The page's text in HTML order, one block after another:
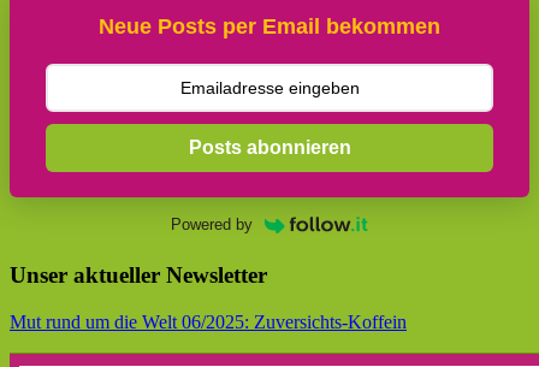
Neue Posts per Email bekommen
Posts abonnieren
Powered by
Unser aktueller Newsletter
Mut rund um die Welt 06/2025: Zuversichts-Koffein